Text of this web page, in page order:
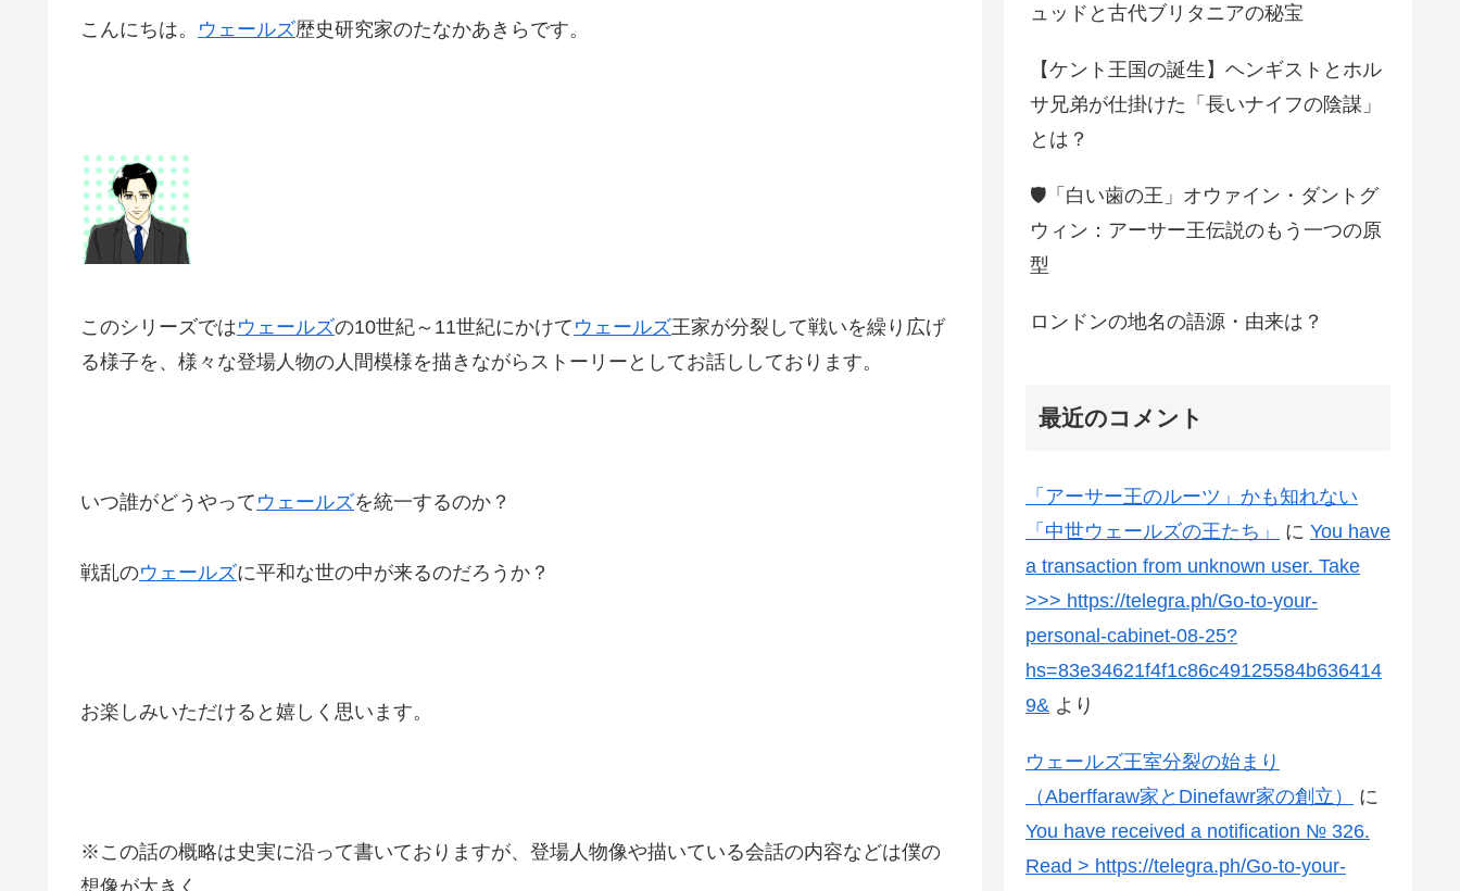
こんにちは。 ウェールズ歴史研究家のたなかあきらです。
このシリーズではウェールズの10世紀～ 11世紀にかけて ウェールズ王家が分裂して戦いを繰り広げ
る様子を、 様々な登場人物の人間模様を描きながらストーリーとしてお話しし ております。
いつ誰がどうやって ウェールズを統一するのか？
戦乱のウェールズに平和な世の中が来るのだろうか？
お楽しみいただけると嬉しく思います。
※この話の概略は史実に沿って書いておりますが、 登場人物像や描いている会話の内容などは僕の
ュッドと古代ブリタニアの秘宝
【ケント王国の誕生】ヘンギストとホル
サ兄弟が仕掛けた「長いナイフの陰謀」
とは？
🛡️「白い歯の王」オウァイン・ダントグ
ウィン：アーサー王伝説のもう一つの原
型
ロンドンの地名の語源・由来は？
最近のコメント
「アーサー王のルーツ」かも知れない
「中世ウェールズの王たち」
に You have
a transaction from unknown user. Take
>>> https://telegra.ph/Go-to-your-
personal-cabinet-08-25?
hs=83e34621f4f1c86c49125584b636414
9& より
ウェールズ王室分裂の始まり
（Aberffaraw家とDinefawr家の創立）
に
You have received a notification № 326.
Read > https://telegra.ph/Go-to-your-